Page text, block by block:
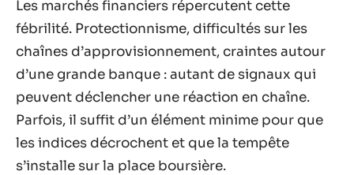
Les marchés financiers répercutent cette
fébrilité. Protectionnisme, difficultés sur les
chaînes d’approvisionnement, craintes autour
d’une grande banque : autant de signaux qui
peuvent déclencher une réaction en chaîne.
Parfois, il suffit d’un élément minime pour que
les indices décrochent et que la tempête
s’installe sur la place boursière.